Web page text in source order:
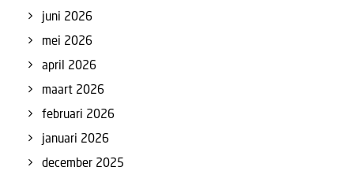
juni 2026
mei 2026
april 2026
maart 2026
februari 2026
januari 2026
december 2025